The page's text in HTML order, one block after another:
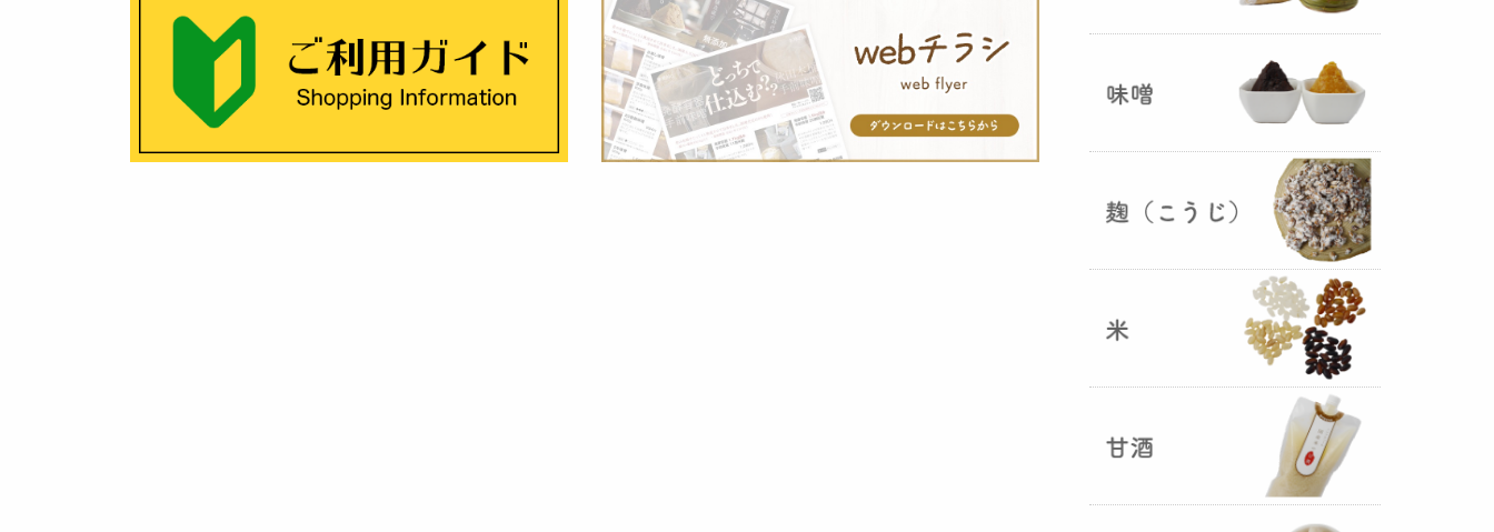
別な仕様でお米の美味しさをその
ままキープ！酸化防止と長期保存
を可能にしました！
山形さくらんぼ甘酒ゼリー発売
山形のさくらんぼをペーストにし
て、当店の生甘酒と合わせフレッ
シュな酸味の効いたさくらんぼ甘
が出来まし
た。
おたまやジャン 辛味噌発売！